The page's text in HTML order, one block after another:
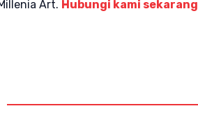
Art. Hubungi kami sekarang